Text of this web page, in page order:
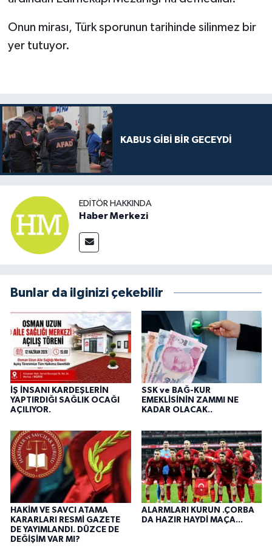
Onun mirası, Türk sporunun tarihinde silinmez bir
yer tutuyor.
KABUS GİBİ BİR GECEYDİ
EDITÖR HAKKINDA
Haber Merkezi
Bunlar da ilginizi çekebilir
İŞ İNSANI KARDEŞLERİN
YAPTIRDIĞI SAĞLIK OCAĞI
AÇILIYOR.
SSK ve BAĞ-KUR
EMEKLİSİNİN ZAMMI NE
KADAR OLACAK..
HAKİM VE SAVCI ATAMA
KARARLARI RESMİ GAZETE
DE YAYIMLANDI. DÜZCE DE
DEĞİŞİM VAR MI?
ALARMLARI KURUN .ÇORBA
DA HAZIR HAYDİ MAÇA...